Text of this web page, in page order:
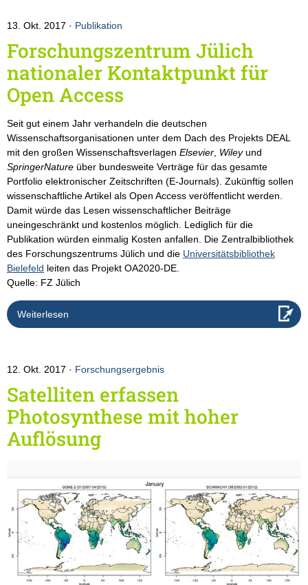
13. Okt. 2017 Publikation
Forschungszentrum Jülich
nationaler Kontaktpunkt für
Open Access
Seit gut einem Jahr verhandeln die deutschen
Wissenschaftsorganisationen unter dem Dach des Projekts DEAL
mit den großen Wissenschaftsverlagen Elsevier Wileyund
SpringerNature über bundesweite Verträge für das gesamte
Portfolio elektronischer Zeitschriften (E-Journals). Zukünftig sollen
wissenschaftliche Artikel als Open Access veröffentlicht werden.
Damit würde das Lesen wissenschaftlicher Beiträge
uneingeschränkt und kostenlos möglich. Lediglich für die
Publikation würden einmalig Kosten anfallen. Die Zentralbibliothek
des Forschungszentrums Jülich und die Universitätsbibliothek
Bielefeld leiten das Projekt OA2020-DE.
Quelle: FZ Jülich
Weiterlesen
12. Okt. 2017 Forschungsergebnis
Satelliten erfassen
Photosynthese mit hoher
Auflösung